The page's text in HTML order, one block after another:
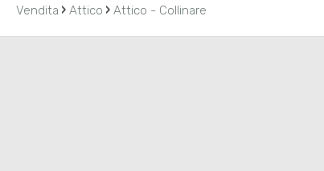
Vendita › Attico › Attico - Collinare